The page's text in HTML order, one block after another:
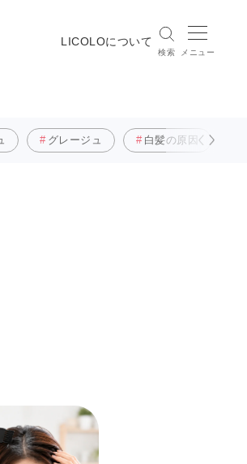
LICOLOについて
検索 メニュー
グレージュ 白髪の原因